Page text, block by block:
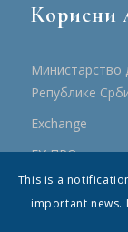
Корисни
Министарство
Републике
Еxchange
ЕУ ПРО
ПРРР
This is a
important news.